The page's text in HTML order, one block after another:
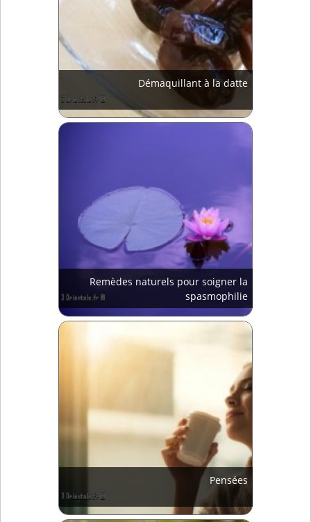
Démaquillant à la datte
Remèdes naturels pour soigner la
spasmophilie
Pensées